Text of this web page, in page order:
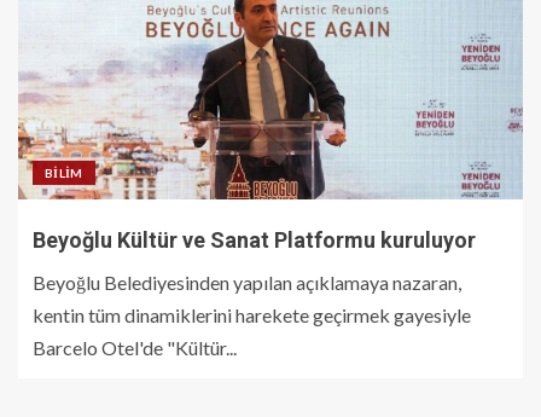
BILIM
Beyoğlu Kültür ve Sanat Platformu kuruluyor
Beyoğlu Belediyesinden yapılan açıklamaya nazaran,
kentin tüm dinamiklerini harekete geçirmek gayesiyle
Barcelo Otel'de "Kültür...